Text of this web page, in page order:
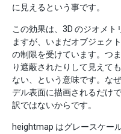
に見えるという事です。
この効果は、3D のジオメト
ますが、いまだオブジェク
の制限を受けています。つ
り遮蔽されたりして見えて
ない、という意味です。な
デル表面に描画されるだけ
訳ではないからです。
heightmap はグレースケー